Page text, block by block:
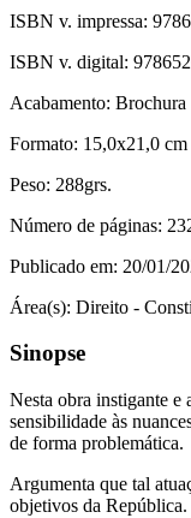
ISBN v. impressa:
ISBN v. digital:
Acabamento: Brochura
Formato: 15,0x21,0 cm
Peso: 288grs.
Número de páginas:
Publicado em: 20/01/
Área(s): Direito -
Sinopse
Nesta obra instigante e
sensibilidade às
de forma problemática.
Argumenta que tal
objetivos da República.